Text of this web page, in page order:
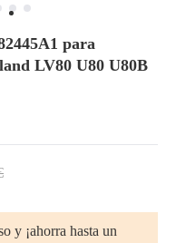
para
LV80 U80 U80B
y ¡ahorra hasta un